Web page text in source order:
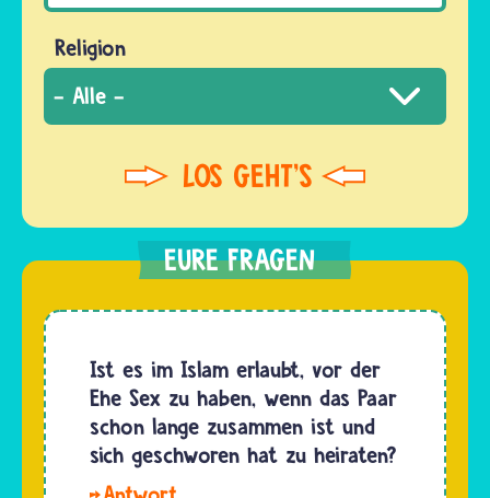
Religion
Ist es im Islam erlaubt, vor der
Ehe Sex zu haben, wenn das Paar
schon lange zusammen ist und
sich geschworen hat zu heiraten?